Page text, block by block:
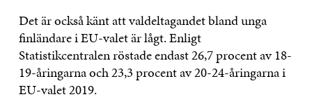
Det är också känt att valdeltagandet bland unga
finländare i EU-valet är lågt. Enligt
Statistikcentralen röstade endast 26,7 procent av 18-
19-åringarna och 23,3 procent av 20-24-åringarna i
EU-valet 2019.